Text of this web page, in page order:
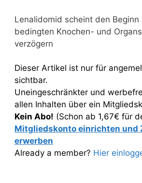
Lenalidomid scheint den Beginn
bedingten Knochen- und
verzögern
Dieser Artikel ist nur für
sichtbar.
Uneingeschränkter und
allen Inhalten über ein
Kein Abo! (Schon ab 1,67€ für
Mitgliedskonto einrichten und
erwerben
Already a member? Hier